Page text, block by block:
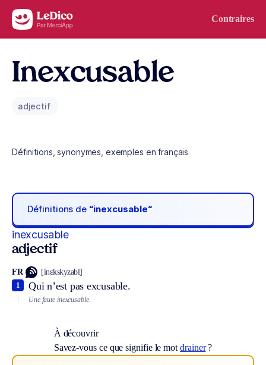
Aller au contenu Contraires
Inexcusable
adjectif
Définitions, synonymes, exemples en français
Définitions de “inexcusable“
inexcusable
adjectif
FR [inɛkskyzabl]
Qui n’est pas excusable.
1
Une faute inexcusable.
À découvrir
Savez-vous ce que signifie le mot drainer?